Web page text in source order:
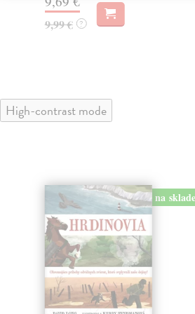
9,99 € ?
High-contrast mode
na sklade